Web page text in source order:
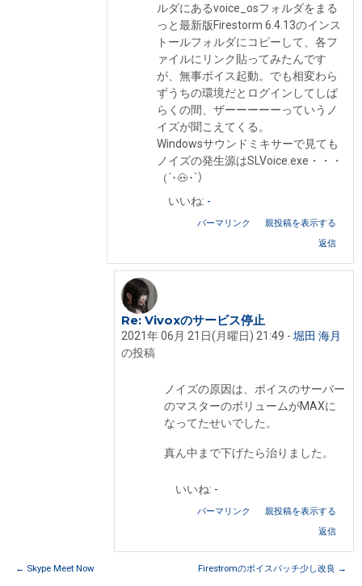
ルダにあるvoice_osフォルダをまる
っと最新版Firestorm 6.4.13のインス
トールフォルダにコピーして、各フ
ァイルにリンク貼ってみたんです
が、無事ボイス起動。でも相変わら
ずうちの環境だとログインしてしば
らくの間、ザーーーーーっていうノ
イズが聞こえてくる。
Windowsサウンドミキサーで見ても
ノイズの発生源はSLVoice.exe・・・
（´･🐽･`）
いいね: -
パーマリンク
親投稿を表示する
返信
堀田 海月 への返信
Re: Vivoxのサービス停止
2021年 06月 21日(月曜日) 21:49 - 堀田 海月
の投稿
ノイズの原因は、ボイスのサーバー
のマスターのボリュームがMAXに
なってたせいでした。
真ん中まで下げたら治りました。
いいね: -
パーマリンク
親投稿を表示する
返信
← Skype Meet Now Firestromのボイスパッチ少し改良 →